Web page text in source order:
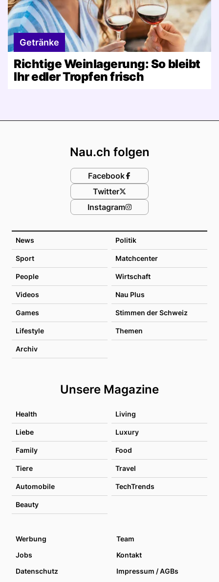
Getränke
Richtige Weinlagerung: So bleibt
Ihr edler Tropfen frisch
News Politik
Sport Matchcenter
People Wirtschaft
Videos Nau Plus
Games Stimmen der Schweiz
Lifestyle Themen
Archiv
Unsere Magazine
Health Living
Liebe Luxury
Family Food
Tiere Travel
Automobile TechTrends
Beauty
Nau.ch folgen
Facebook
Twitter
Instagram
Werbung
Team
Jobs
Kontakt
Datenschutz
Impressum / AGBs